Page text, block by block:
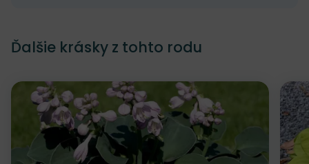
Ďalšie krásky z tohto rodu